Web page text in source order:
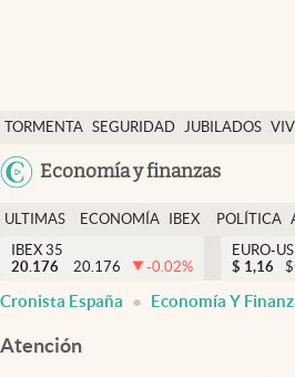
TORMENTA SEGURIDAD JUBILADOS
Economía y finanzas
Economía y finanzas
Política
Actualidad
Criptomonedas
España
ULTIMAS
NOTICIAS
ECONOMÍA
FINANZAS
IBEX
EURO
POLÍTICA
IBEX 35
20.176
20.176 -0.02%
EURO-
$ 1,16 $
Cronista España Economía Y
Atención